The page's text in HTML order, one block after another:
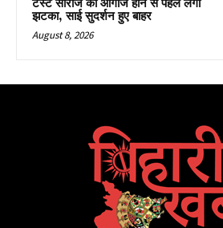
टेस्ट सीरीज का आगाज होने से पहले लगा
झटका, साई सुदर्शन हुए बाहर
August 8, 2026